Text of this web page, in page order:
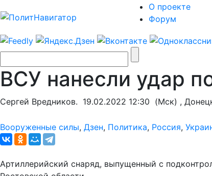
О проекте
Форум
ВСУ нанесли удар
Сергей Вредников. 19.02.2022 12:30 (Мск) ,
Вооруженные силы, Дзен, Политика, Россия,
Артиллерийский снаряд, выпущенный с